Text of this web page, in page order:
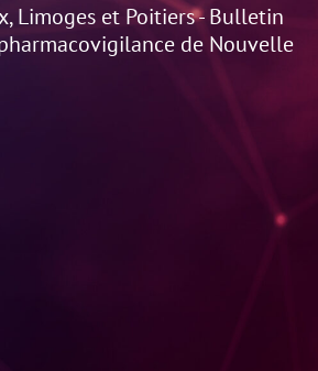
Limoges et Poitiers - Bulletin
de Nouvelle